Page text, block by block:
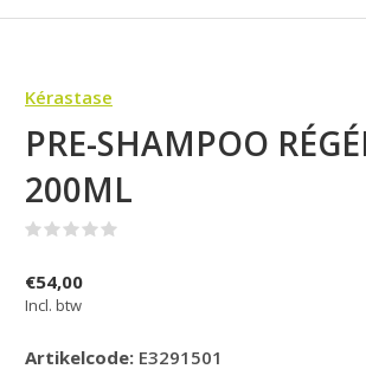
Kérastase
PRE-SHAMPOO
200ML
€54,00
Incl. btw
Artikelcode: E3291501